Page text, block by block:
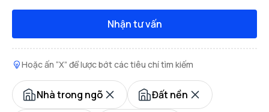
Nhận tư vấn
Hoặc ấn “X” để lược bớt các tiêu chí tìm kiếm
Nhà trong ngõ Đất nền